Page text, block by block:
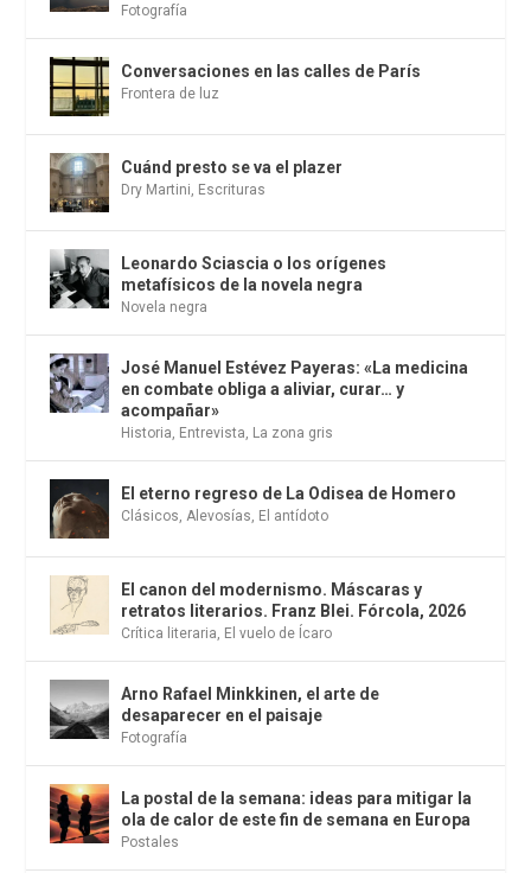
Fotografía
Conversaciones en las calles de París
Frontera de luz
Cuánd presto se va el plazer
Dry Martini, Escrituras
Leonardo Sciascia o los orígenes
metafísicos de la novela negra
Novela negra
José Manuel Estévez Payeras: «La medicina
en combate obliga a aliviar, curar… y
acompañar»
Historia, Entrevista, La zona gris
El eterno regreso de La Odisea de Homero
Clásicos,Alevosías, El antídoto
El canon del modernismo. Máscaras y
retratos literarios. Franz Blei. Fórcola, 2026
Crítica literaria, El vuelo de Ícaro
Arno Rafael Minkkinen, el arte de
desaparecer en el paisaje
Fotografía
La postal de la semana: ideas para mitigar la
ola de calor de este fin de semana en Europa
Postales